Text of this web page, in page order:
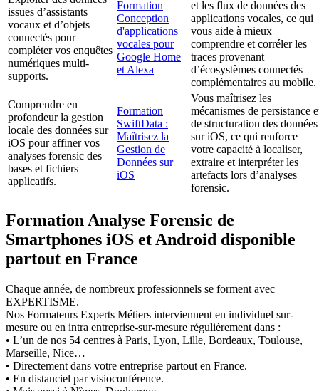
issues d’assistants
vocaux et d’objets
connectés pour
compléter vos enquêtes
numériques multi-
supports.
Formation
Conception
d'applications
vocales pour
Google Home
et Alexa
et les flux de données des
applications vocales, ce qui
vous aide à mieux
comprendre et corréler les
traces provenant
d’écosystèmes connectés
complémentaires au mobile.
Comprendre en
profondeur la gestion
locale des données sur
iOS pour affiner vos
analyses forensic des
bases et fichiers
applicatifs.
Formation
SwiftData :
Maîtrisez la
Gestion de
Données sur
iOS
Vous maîtrisez les
mécanismes de persistance
de structuration des données
sur iOS, ce qui renforce
votre capacité à localiser,
extraire et interpréter les
artefacts lors d’analyses
forensic.
Formation Analyse Forensic de
Smartphones iOS et Android disponible
partout en France
Chaque année, de nombreux professionnels se forment avec
EXPERTISME.
Nos Formateurs Experts Métiers interviennent en individuel sur-
mesure ou en intra entreprise-sur-mesure régulièrement dans :
• L’un de nos 54 centres à Paris, Lyon, Lille, Bordeaux, Toulouse,
Marseille, Nice…
• Directement dans votre entreprise partout en France.
• En distanciel par visioconférence.